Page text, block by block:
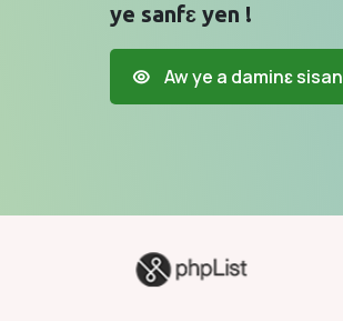
ye sanfɛ yen !
Aw ye a daminɛ sisan